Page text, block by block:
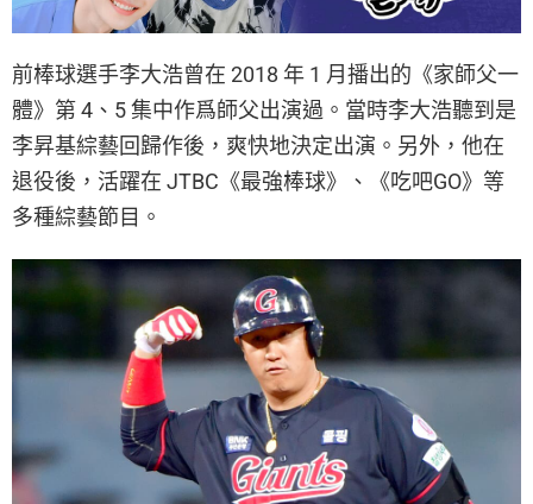
前棒球選手李大浩曾在 2018 年 1 月播出的《家師父一
體》第 4、5 集中作爲師父出演過。當時李大浩聽到是
李昇基綜藝回歸作後，爽快地決定出演。另外，他在
退役後，活躍在 JTBC《最強棒球》、《吃吧GO》等
多種綜藝節目。